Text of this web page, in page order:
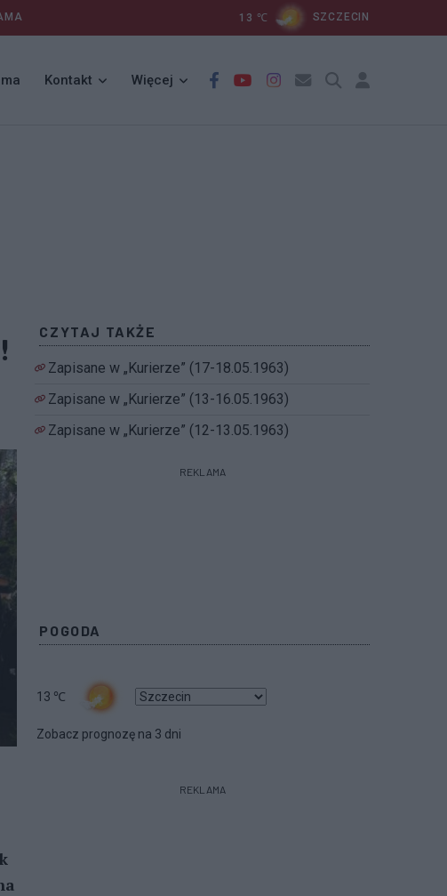
13 ℃ SZCZECIN
Kontakt Więcej
CZYTAJ TAKŻE
Zapisane w „Kurierze” (17-18.05.1963)
Zapisane w „Kurierze” (13-16.05.1963)
Zapisane w „Kurierze” (12-13.05.1963)
REKLAMA
POGODA
13 ℃
Zobacz prognozę na 3 dni
REKLAMA